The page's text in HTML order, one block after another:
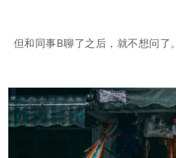
但和同事B聊了之后，就不想问了。